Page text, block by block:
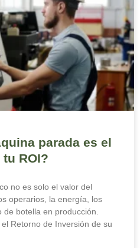
parada es el
ROI?
no es solo el valor del
operarios, la energía, los
botella en producción.
Retorno de Inversión de su